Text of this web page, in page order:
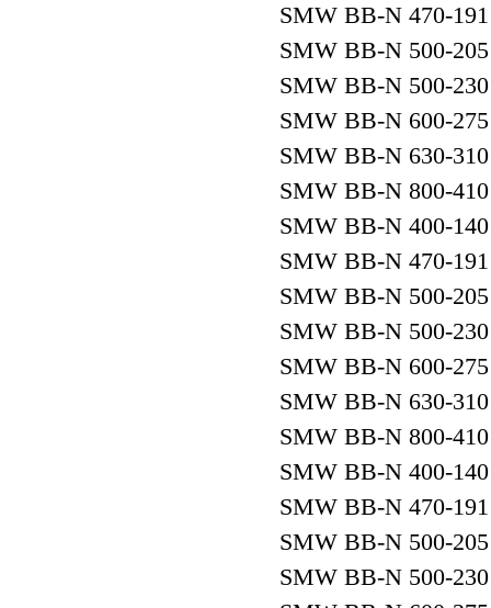
SMW BB-N 470-
SMW BB-N 500-
SMW BB-N 500-
SMW BB-N 600-
SMW BB-N 630-
SMW BB-N 800-
SMW BB-N 400-
SMW BB-N 470-
SMW BB-N 500-
SMW BB-N 500-
SMW BB-N 600-
SMW BB-N 630-
SMW BB-N 800-
SMW BB-N 400-
SMW BB-N 470-
SMW BB-N 500-
SMW BB-N 500-